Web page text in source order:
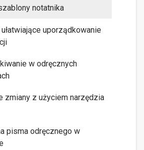
notatnika
uporządkowanie
w odręcznych
zmiany z użyciem narzędzia
pisma odręcznego w